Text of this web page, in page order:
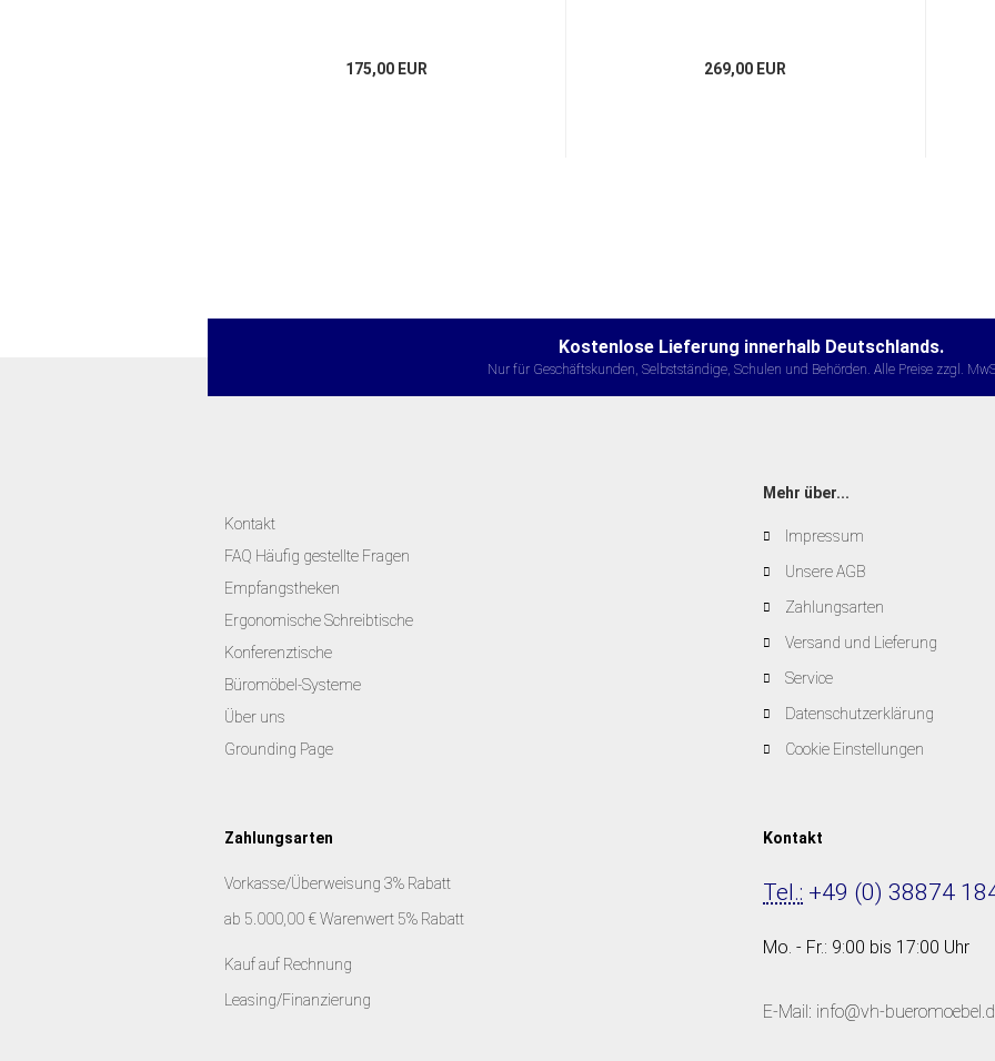
175,00 EUR 269,00 EUR
Kostenlose Lieferung innerhalb Deutschlands.
Nur für Geschäftskunden, Selbstständige, Schulen und Behörden. Alle Preise zzgl.
Kontakt
FAQ Häufig gestellte Fragen
Empfangstheken
Ergonomische Schreibtische
Konferenztische
Büromöbel-Systeme
Über uns
Grounding Page
Mehr über...
Impressum
Unsere AGB
Zahlungsarten
Versand und Lieferung
Service
Datenschutzerklärung
Cookie Einstellungen
Zahlungsarten
Vorkasse/Überweisung 3% Rabatt
ab 5.000,00 € Warenwert 5% Rabatt
Kauf auf Rechnung
Leasing/Finanzierung
Kontakt
Tel.: +49 (0) 38874
Mo. - Fr.: 9:00 bis 17:00 Uhr
E-Mail: info@vh-